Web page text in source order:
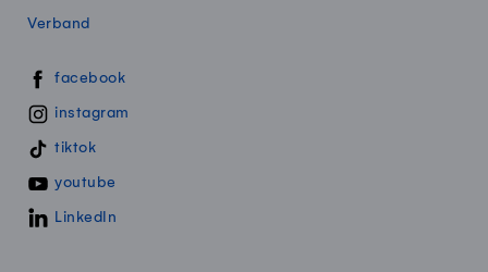
Verband
Swissmillk auf Social Media
facebook
instagram
tiktok
youtube
LinkedIn